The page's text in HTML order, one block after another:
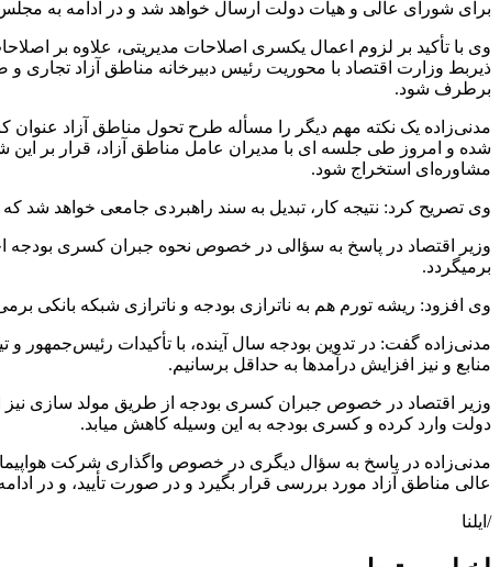
برای شورای عالی و هیأت دولت ارسال خواهد شد و در ادامه به
وی با تأکید بر لزوم اعمال یکسری اصلاحات مدیریتی، علاوه بر
ذیربط وزارت اقتصاد با محوریت رئیس دبیرخانه مناطق آزاد تجاری
برطرف شود.
مدنی‌زاده یک نکته مهم دیگر را مسأله طرح تحول مناطق آزاد عنوان
شده و امروز طی جلسه ای با مدیران عامل مناطق آزاد، قرار بر
مشاوره‌ای استخراج شود.
وی تصریح کرد: نتیجه کار، تبدیل به سند راهبردی جامعی خواهد شد
وزیر اقتصاد در پاسخ به سؤالی در خصوص نحوه جبران کسری بودجه
برمیگردد.
وی افزود: ریشه تورم هم به ناترازی بودجه و ناترازی شبکه بانکی
مدنی‌زاده گفت: در تدوین بودجه سال آینده، با تأکیدات رئیس‌جمهور
منابع و نیز افزایش درآمدها به حداقل برسانیم.
وزیر اقتصاد در خصوص جبران کسری بودجه از طریق مولد سازی نیز
دولت وارد کرده و کسری بودجه به این وسیله کاهش میابد.
مدنی‌زاده در پاسخ به سؤال دیگری در خصوص واگذاری شرکت
عالی مناطق آزاد مورد بررسی قرار بگیرد و در صورت تأیید، و در
/ایلنا